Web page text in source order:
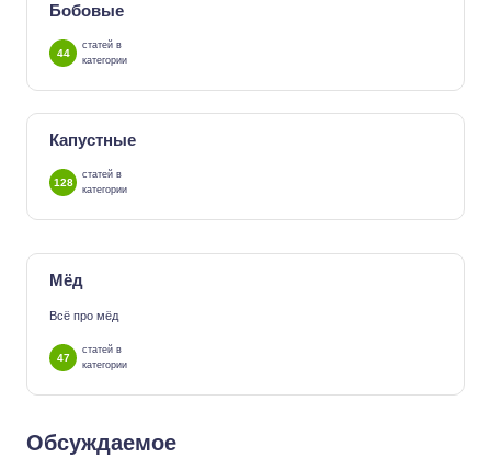
Бобовые
44
статей в
категории
Капустные
128
статей в
категории
Мёд
Всё про мёд
47
статей в
категории
Обсуждаемое